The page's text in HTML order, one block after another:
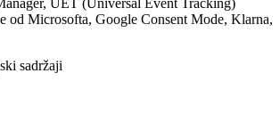
od Microsofta, Google Consent Mode, Klarna,
sadržaji